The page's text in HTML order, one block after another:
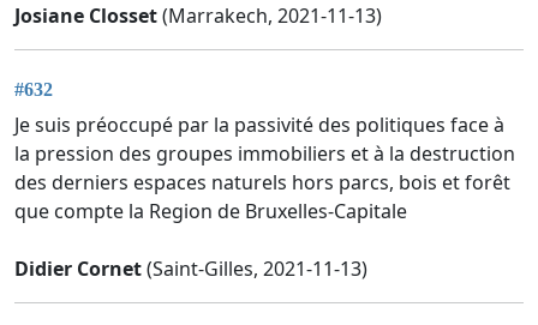
Josiane Closset(Marrakech, 2021-11-13)
#632
Je suis préoccupé par la passivité des politiques face à
la pression des groupes immobiliers et à la destruction
des derniers espaces naturels hors parcs, bois et forêt
que compte la Region de Bruxelles-Capitale
Didier Cornet(Saint-Gilles, 2021-11-13)